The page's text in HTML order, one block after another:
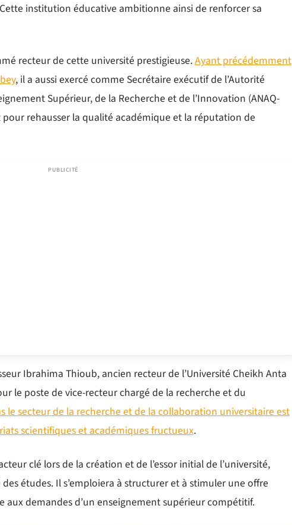
institution éducative ambitionne ainsi de renforcer sa
recteur de cette université prestigieuse.Ayant précédemment
, il a aussi exercé comme Secrétaire exécutif de l’Autorité
Supérieur, de la Recherche et de l’Innovation (ANAQ-
rehausser la qualité académique et la réputation de
Ibrahima Thioub, ancien recteur de l’Université Cheikh Anta
le poste de vice-recteur chargé de la recherche et du
le secteur de la recherche et de la collaboration universitaire est
scientifiques et académiques fructueux.
clé lors de la création et de l’essor initial de l’université,
études. Il s’emploiera à structurer et à stimuler une offre
aux demandes d’un enseignement supérieur compétitif.